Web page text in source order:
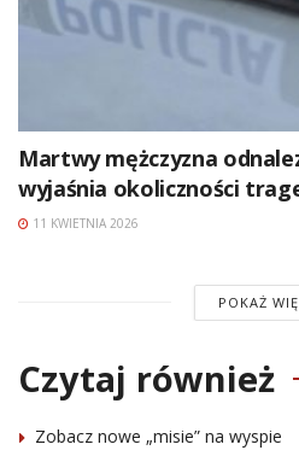
Martwy mężczyzna
wyjaśnia okoliczności
11 KWIETNIA 2026
POKAŻ
Czytaj również
Zobacz nowe „misie” na wyspie